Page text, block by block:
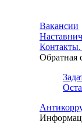
Вакансии
Обратная